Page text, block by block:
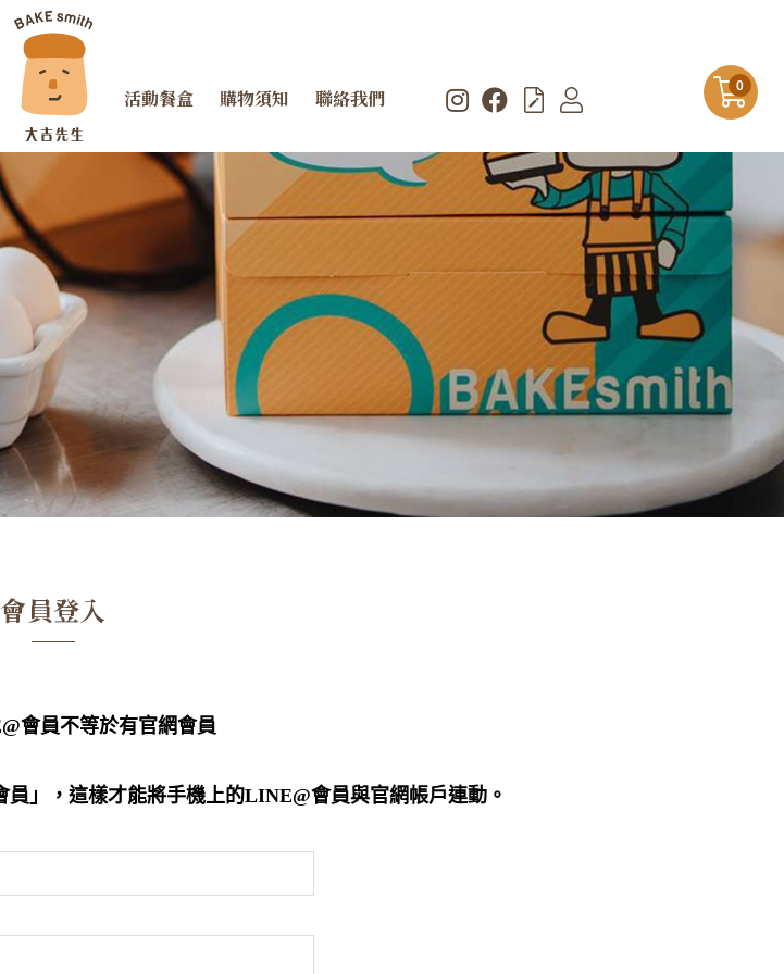
活動餐盒 購物須知 聯絡我們
會員登入
會員不等於有官網會員
」，這樣才能將手機上的LINE@會員與官網帳戶連動。
0